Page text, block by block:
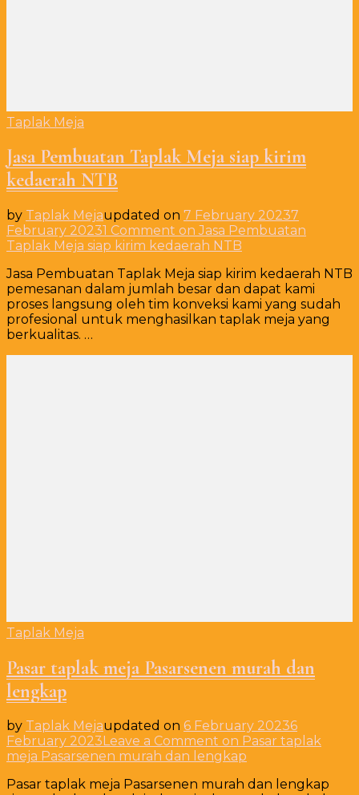
Taplak Meja
Jasa Pembuatan Taplak Meja siap kirim
kedaerah NTB
by Taplak Mejaupdated on 7 February 20237
February 20231 Comment on Jasa Pembuatan
Taplak Meja siap kirim kedaerah NTB
Jasa Pembuatan Taplak Meja siap kirim kedaerah NTB
pemesanan dalam jumlah besar dan dapat kami
proses langsung oleh tim konveksi kami yang sudah
profesional untuk menghasilkan taplak meja yang
berkualitas. …
Taplak Meja
Pasar taplak meja Pasarsenen murah dan
lengkap
by Taplak Mejaupdated on 6 February 20236
February 2023 Leave a Comment on Pasar taplak
meja Pasarsenen murah dan lengkap
Pasar taplak meja Pasarsenen murah dan lengkap